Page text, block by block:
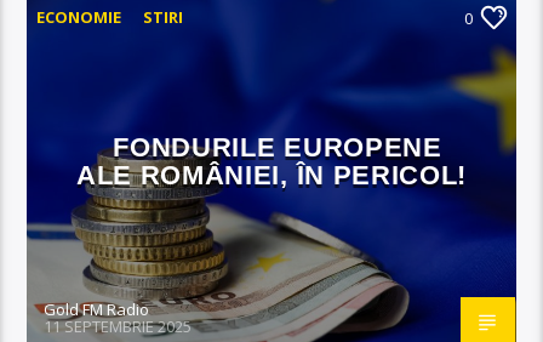
ECONOMIE STIRI 0
FONDURILE EUROPENE
ALE ROMÂNIEI, ÎN PERICOL!
Gold FM Radio
11 SEPTEMBRIE 2025